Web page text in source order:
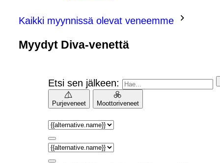
Kaikki myynnissä olevat veneemme
Myydyt Diva-venettä
Etsi sen jälkeen:
Purjeveneet Moottoriveneet